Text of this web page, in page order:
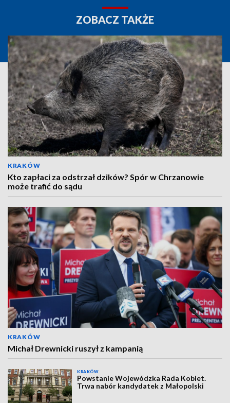
ZOBACZ TAKŻE
KRAKÓW
Kto zapłaci za odstrzał dzików? Spór w Chrzanowie
może trafić do sądu
KRAKÓW
Michał Drewnicki ruszył z kampanią
KRAKÓW
Powstanie Wojewódzka Rada Kobiet.
Trwa nabór kandydatek z Małopolski